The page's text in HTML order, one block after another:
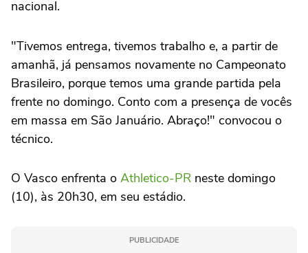
nacional.
"Tivemos entrega, tivemos trabalho e, a partir de
amanhã, já pensamos novamente no Campeonato
Brasileiro, porque temos uma grande partida pela
frente no domingo. Conto com a presença de vocês
em massa em São Januário. Abraço!" convocou o
técnico.
O Vasco enfrenta o Athletico-PR neste domingo
(10), às 20h30, em seu estádio.
PUBLICIDADE